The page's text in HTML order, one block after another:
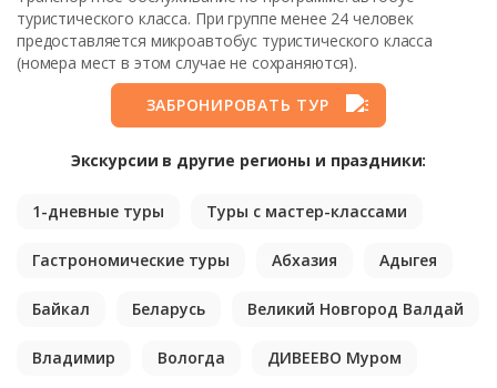
туристического класса. При группе менее 24 человек
предоставляется микроавтобус туристического класса
(номера мест в этом случае не сохраняются).
ЗАБРОНИРОВАТЬ ТУР
Экскурсии в другие регионы и праздники:
1-дневные туры Туры с мастер-классами
Гастрономические туры Абхазия Адыгея
Байкал Беларусь Великий Новгород Валдай
Владимир Вологда ДИВЕЕВО Муром